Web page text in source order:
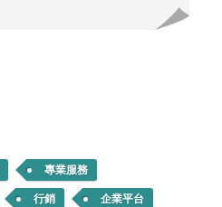
專業服務
行銷
企業平台